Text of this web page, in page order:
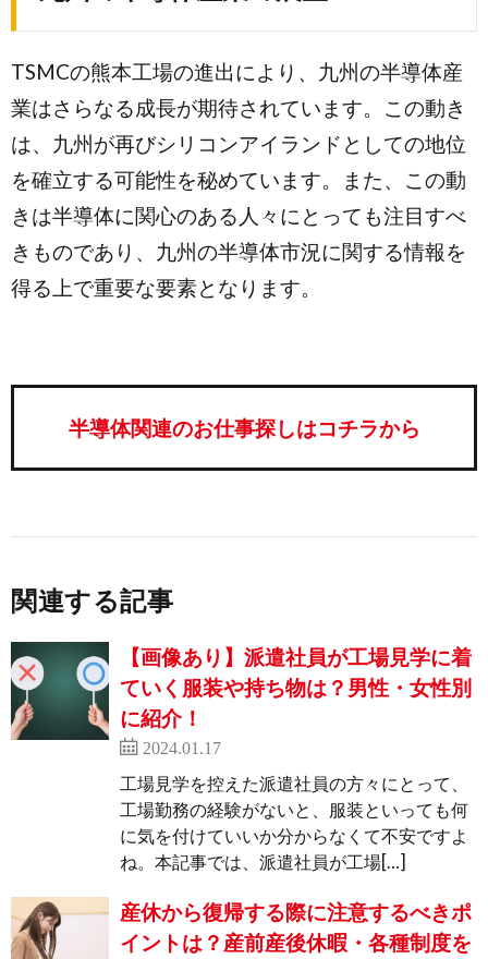
TSMCの熊本工場の進出により、九州の半導体産
業はさらなる成長が期待されています。この動き
は、九州が再びシリコンアイランドとしての地位
を確立する可能性を秘めています。また、この動
きは半導体に関心のある人々にとっても注目すべ
きものであり、九州の半導体市況に関する情報を
得る上で重要な要素となります。
半導体関連のお仕事探しはコチラから
関連する記事
【画像あり】派遣社員が工場見学に着
ていく服装や持ち物は？男性・女性別
に紹介！
2024.01.17
工場見学を控えた派遣社員の方々にとって、
工場勤務の経験がないと、服装といっても何
に気を付けていいか分からなくて不安ですよ
ね。本記事では、派遣社員が工場[…]
産休から復帰する際に注意するべきポ
イントは？産前産後休暇・各種制度を